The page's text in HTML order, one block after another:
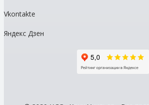
Vkontakte
Яндекс Дзен